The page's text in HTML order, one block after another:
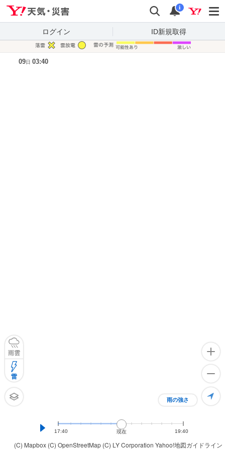
検索 通知
i
ログイン ID新規取得
(C) Mapbox (C) OpenStreetMap (C) LY Corporation Yahoo!地図ガイドライン
雨の強さ
雨雲
雷
17:40 現在 19:40
09日 03:40